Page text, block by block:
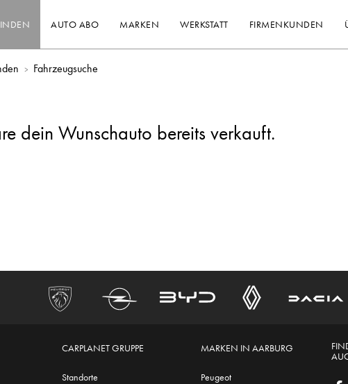
AUTO ABO MARKEN WERKSTATT FIRMENKUNDEN
Fahrzeugsuche
dein Wunschauto bereits verkauft.
CARPLANET GRUPPE
Standorte
MARKEN IN AARBURG
Peugeot